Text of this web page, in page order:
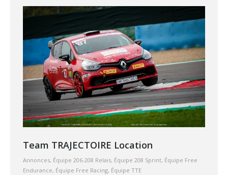
Team TRAJECTOIRE Location
Annonces, Équipe 206-208 Relais, Équipe 208 Sprint, Équipe Free
Endurance, Équipe Free Racing, Équipe TTE